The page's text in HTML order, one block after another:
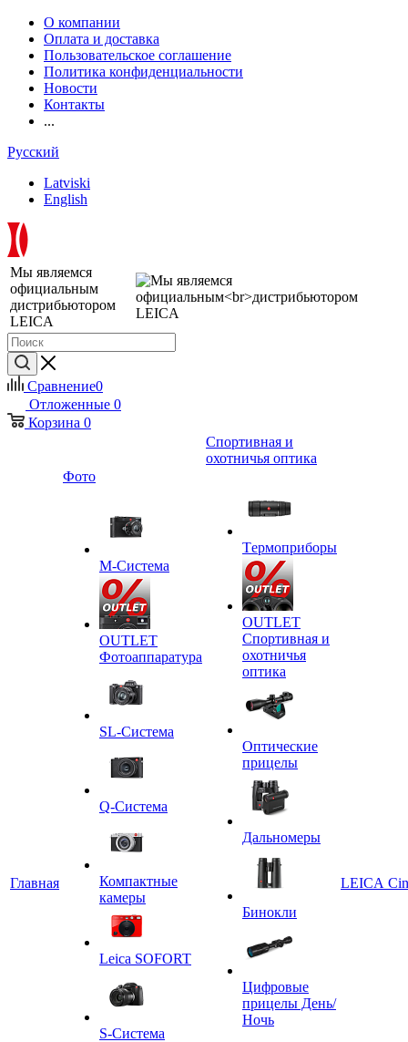
О компании
Оплата и доставка
Пользовательское соглашение
Политика конфиденциальности
Новости
Контакты
...
Русский
Latviski
English
Мы являемся
официальным
дистрибьютором
LEICA
Сравнение0
Отложенные 0
Корзина 0
Главная
Фото
M-Система
OUTLET
Фотоаппаратура
SL-Система
Q-Cистема
Компактные
камеры
Leica SOFORT
S-Система
Спортивная и
охотничья оптика
Tермоприборы
OUTLET
Спортивная и
охотничья
оптика
Оптические
прицелы
Дальномеры
Бинокли
Цифровые
прицелы День/
Ночь
LEICA